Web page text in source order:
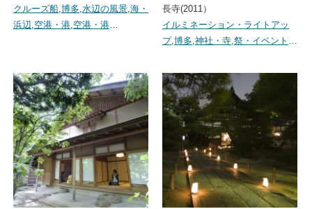
クルーズ船,博多,水辺の風景,海・
浜辺,空港・港,空港・港…
長寺(2011）
イルミネーション・ライトアッ
プ,博多,神社・寺,祭・イベント …